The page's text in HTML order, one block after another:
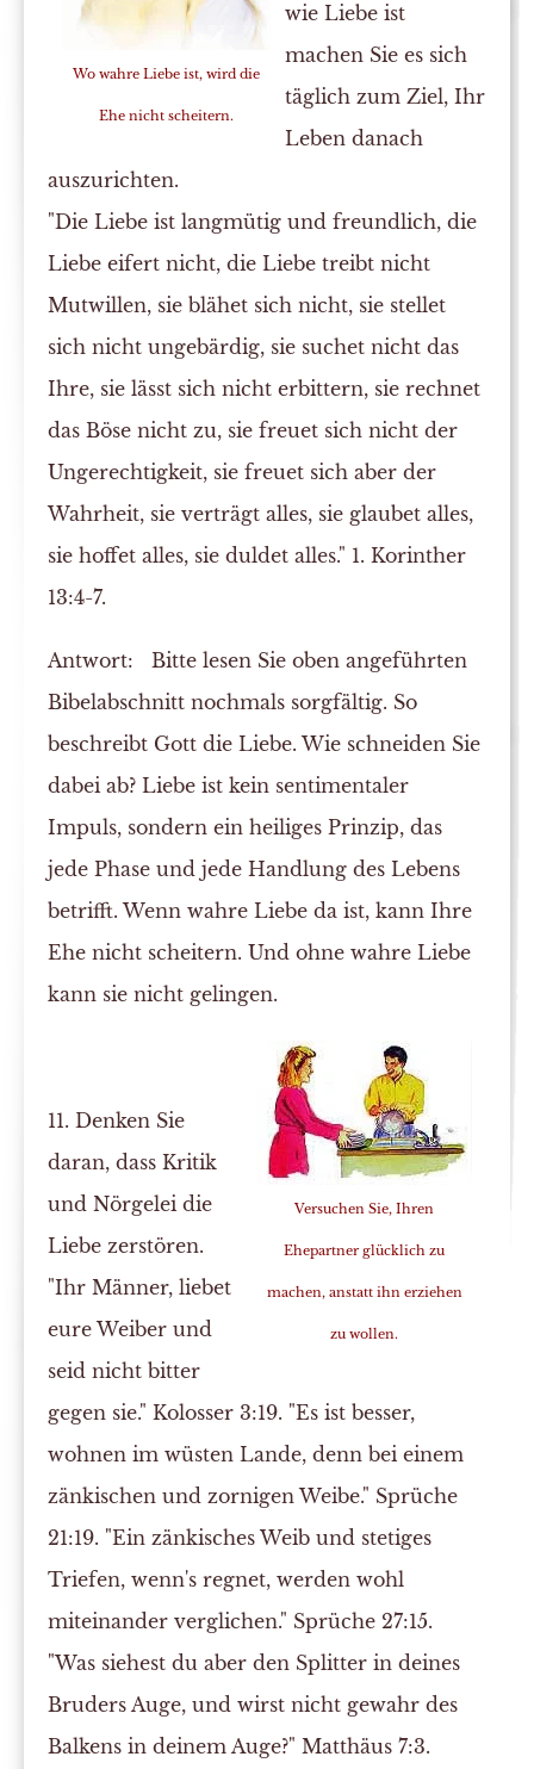
Wo wahre Liebe ist, wird die
Ehe nicht scheitern.
wie Liebe ist
machen Sie es sich
täglich zum Ziel, Ihr
Leben danach
auszurichten.
"Die Liebe ist langmütig und freundlich, die
Liebe eifert nicht, die Liebe treibt nicht
Mutwillen, sie blähet sich nicht, sie stellet
sich nicht ungebärdig, sie suchet nicht das
Ihre, sie lässt sich nicht erbittern, sie rechnet
das Böse nicht zu, sie freuet sich nicht der
Ungerechtigkeit, sie freuet sich aber der
Wahrheit, sie verträgt alles, sie glaubet alles,
sie hoffet alles, sie duldet alles." 1. Korinther
13:4-7.
Antwort: Bitte lesen Sie oben angeführten
Bibelabschnitt nochmals sorgfältig. So
beschreibt Gott die Liebe. Wie schneiden Sie
dabei ab? Liebe ist kein sentimentaler
Impuls, sondern ein heiliges Prinzip, das
jede Phase und jede Handlung des Lebens
betrifft. Wenn wahre Liebe da ist, kann Ihre
Ehe nicht scheitern. Und ohne wahre Liebe
kann sie nicht gelingen.
Versuchen Sie, Ihren
Ehepartner glücklich zu
machen, anstatt ihn erziehen
zu wollen.
11. Denken Sie
daran, dass Kritik
und Nörgelei die
Liebe zerstören.
"Ihr Männer, liebet
eure Weiber und
seid nicht bitter
gegen sie." Kolosser 3:19. "Es ist besser,
wohnen im wüsten Lande, denn bei einem
zänkischen und zornigen Weibe." Sprüche
21:19. "Ein zänkisches Weib und stetiges
Triefen, wenn's regnet, werden wohl
miteinander verglichen." Sprüche 27:15.
"Was siehest du aber den Splitter in deines
Bruders Auge, und wirst nicht gewahr des
Balkens in deinem Auge?" Matthäus 7:3.